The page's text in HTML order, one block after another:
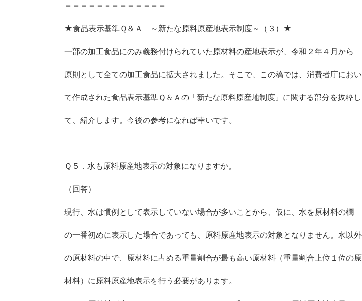
＝＝＝＝＝＝＝＝＝＝＝＝＝
★食品表示基準Ｑ＆Ａ ～新たな原料原産地表示制度～（３）★
一部の加工食品にのみ義務付けられていた原材料の産地表示が、令和２年４月から
原則として全ての加工食品に拡大されました。そこで、この稿では、消費者庁におい
て作成された食品表示基準Ｑ＆Ａの「新たな原料原産地制度」に関する部分を抜粋し
て、紹介します。今後の参考になれば幸いです。
Ｑ５．水も原料原産地表示の対象になりますか。
（回答）
現行、水は慣例として表示していない場合が多いことから、仮に、水を原材料の欄
の一番初めに表示した場合であっても、原料原産地表示の対象となりません。水以外
の原材料の中で、原材料に占める重量割合が最も高い原材料（重量割合上位１位の原
材料）に原料原産地表示を行う必要があります。